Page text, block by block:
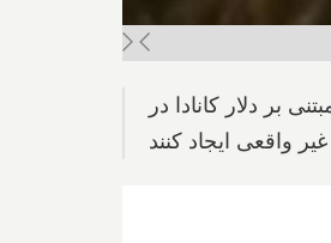
بر دلار کانادا در
واقعی ایجاد کنند